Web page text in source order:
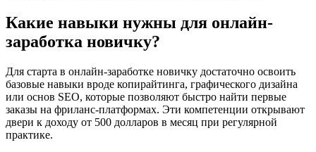
Какие навыки нужны для онлайн-
заработка новичку?
Для старта в онлайн-заработке новичку достаточно освоить
базовые навыки вроде копирайтинга, графического дизайна
или основ SEO, которые позволяют быстро найти первые
заказы на фриланс-платформах. Эти компетенции открывают
двери к доходу от 500 долларов в месяц при регулярной
практике.